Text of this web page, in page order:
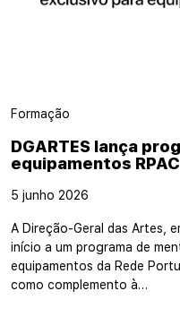
Formação
DGARTES lança
equipamentos RPAC
5 junho 2026
A Direção-Geral das Artes,
início a um programa de
equipamentos da Rede
como complemento à…